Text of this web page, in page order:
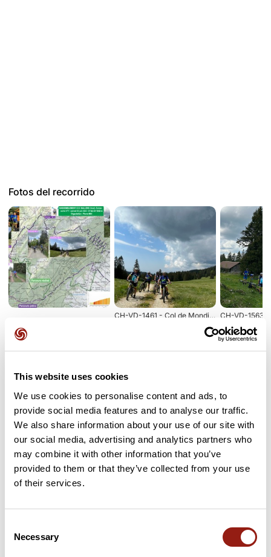
This website uses cookies
We use cookies to personalise content and ads, to
provide social media features and to analyse our traffic.
We also share information about your use of our site with
our social media, advertising and analytics partners who
may combine it with other information that you’ve
provided to them or that they’ve collected from your use
of their services.
Selection
Necessary
Fotos del recorrido
CH-VD-1461 - Col de Mondisé CH-VD-1563
Opiniones de los usuarios
Este recorrido aún no contiene opiniones. ¿Ya lo has
completado? ¡Deja la primera opinión!
Añadir una opinión